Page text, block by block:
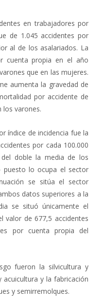
en trabajadores por
de 1.045 accidentes por
al de los asalariados. La
cuenta propia en el año
que en las mujeres.
aumenta la gravedad de
por accidente de
los varones.
índice de incidencia fue la
por cada 100.000
doble la media de los
puesto lo ocupa el sector
se sitúa el sector
datos superiores a la
se situó únicamente el
valor de 677,5 accidentes
por cuenta propia del
fueron la silvicultura y
y la fabricación
y semirremolques.